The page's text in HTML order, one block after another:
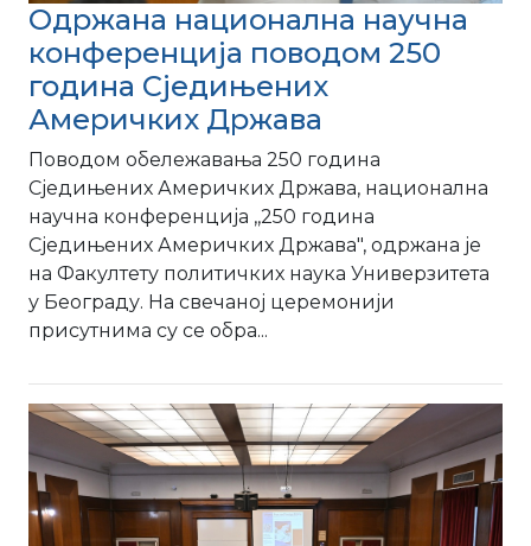
Одржана национална научна
конференција поводом 250
година Сједињених
Америчких Држава
Поводом обележавања 250 година
Сједињених Америчких Држава, национална
научна конференција ,,250 година
Сједињених Америчких Држава", одржана је
на Факултету политичких наука Универзитета
у Београду. На свечаној церемонији
присутнима су се обра...